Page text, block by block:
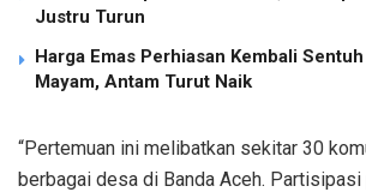
Justru Turun
Harga Emas Perhiasan Kembali
Mayam, Antam Turut Naik
“Pertemuan ini melibatkan sekitar 30
berbagai desa di Banda Aceh.